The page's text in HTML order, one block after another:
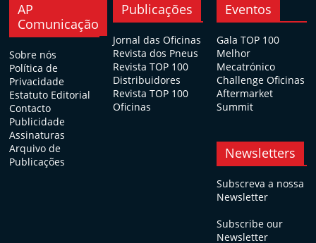
AP
Comunicação
Sobre nós
Política de
Privacidade
Estatuto Editorial
Contacto
Publicidade
Assinaturas
Arquivo de
Publicações
Publicações
Jornal das Oficinas
Revista dos Pneus
Revista TOP 100
Distribuidores
Revista TOP 100
Oficinas
Eventos
Gala TOP 100
Melhor
Mecatrónico
Challenge Oficinas
Aftermarket
Summit
Newsletters
Subscreva a nossa
Newsletter
Subscribe our
Newsletter